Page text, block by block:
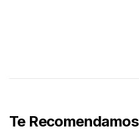
Te Recomendamos